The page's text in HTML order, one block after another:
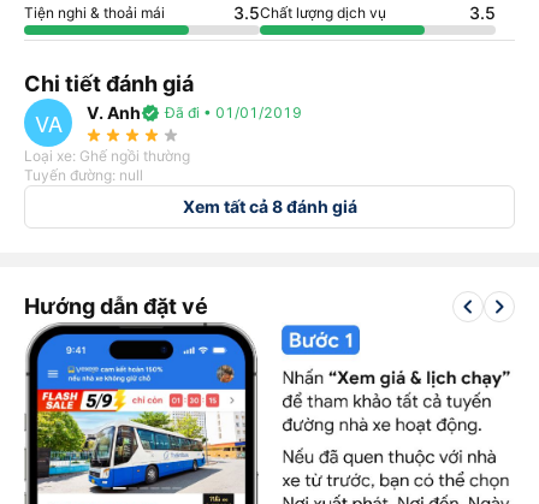
Tiện nghi & thoải mái 3.5Chất lượng dịch vụ 3.5
Chi tiết đánh giá
VA V. Anhverified Đã đi • 01/01/2019
star_rate star_rate star_rate star_rate star_rate
Loại xe: Ghế ngồi thường
Tuyến đường: null
Xem tất cả 8 đánh giá
Hướng dẫn đặt vé keyboard_arrow_leftkeyboard_arrow_right